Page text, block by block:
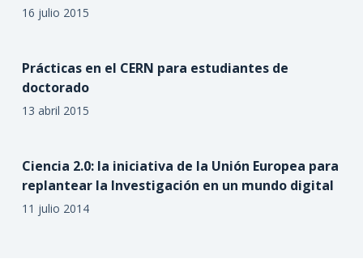
16 julio 2015
Prácticas en el CERN para estudiantes de
doctorado
13 abril 2015
Ciencia 2.0: la iniciativa de la Unión Europea para
replantear la Investigación en un mundo digital
11 julio 2014